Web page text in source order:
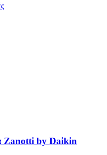
Zanotti by Daikin